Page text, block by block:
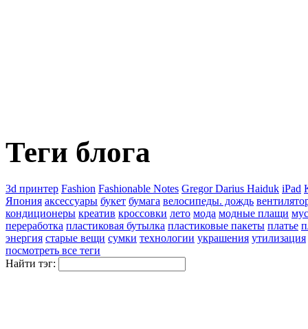
Теги блога
3d принтер Fashion Fashionable Notes Gregor Darius Haiduk iPad
Япония аксессуары букет бумага велосипеды. дождь
кондиционеры креатив кроссовки лето мода модные плащи
переработка пластиковая бутылка пластиковые пакеты платье
энергия старые вещи сумки технологии украшения утилизация
посмотреть все теги
Найти тэг: